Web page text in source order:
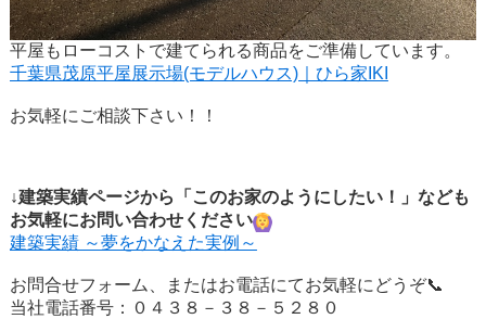
平屋もローコストで建てられる商品をご準備しています。
千葉県茂原平屋展示場(モデルハウス)｜ひら家IKI
お気軽にご相談下さい！！
↓建築実績ページから「このお家のようにしたい！」なども
お気軽にお問い合わせください
建築実績 ～夢をかなえた実例～
お問合せフォーム、またはお電話にてお気軽にどうぞ📞
当社電話番号：０４３８－３８－５２８０